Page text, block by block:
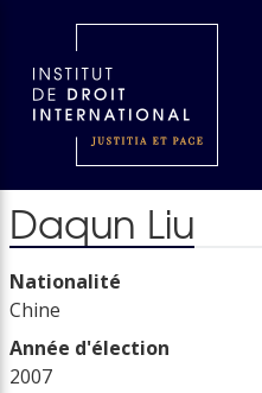
Daqun Liu
Nationalité
Chine
Année d'élection
2007